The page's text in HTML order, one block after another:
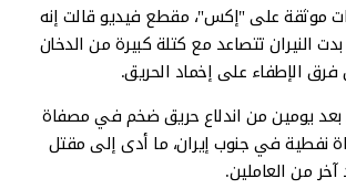
موثقة على "إكس"، مقطع فيديو قالت إنه
النيران تتصاعد مع كتلة كبيرة من الدخان
فرق الإطفاء على إخماد الحريق.
بعد يومين من اندلاع حريق ضخم في مصفاة
نفطية في جنوب إيران، ما أدى إلى مقتل
من العاملين.